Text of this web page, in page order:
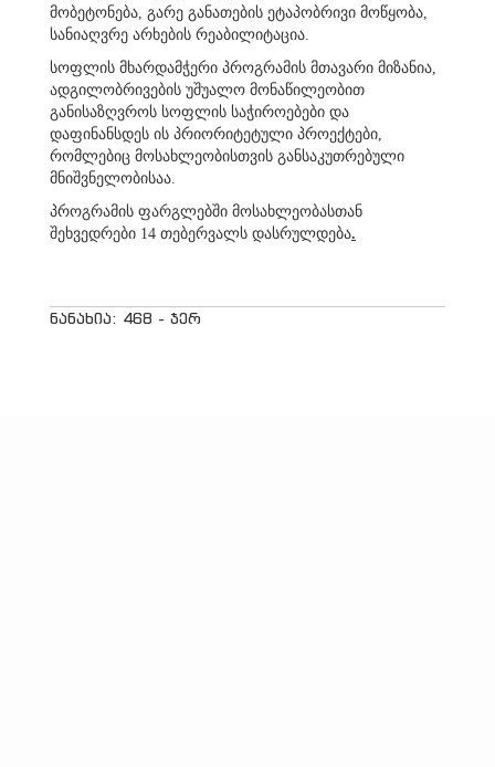
მობეტონება, გარე განათების ეტაპობრივი მოწყობა,
სანიაღვრე არხების რეაბილიტაცია.
სოფლის მხარდამჭერი პროგრამის მთავარი მიზანია,
ადგილობრივების უშუალო მონაწილეობით
განისაზღვროს სოფლის საჭიროებები და
დაფინანსდეს ის პრიორიტეტული პროექტები,
რომლებიც მოსახლეობისთვის განსაკუთრებული
მნიშვნელობისაა.
პროგრამის ფარგლებში მოსახლეობასთან
შეხვედრები 14 თებერვალს დასრულდება.
ნანახია: 468 - ჯერ